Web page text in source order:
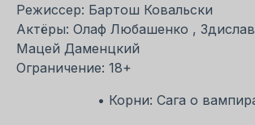
Режиссер: Бартош Ковальски
Актёры: Олаф Любашенко ,
Мацей Даменцкий
Ограничение: 18+
• Корни: Сага о